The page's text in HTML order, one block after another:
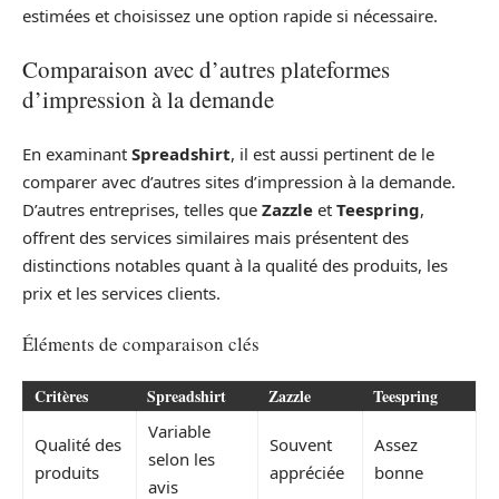
estimées et choisissez une option rapide si nécessaire.
Comparaison avec d’autres plateformes
d’impression à la demande
En examinant Spreadshirt, il est aussi pertinent de le
comparer avec d’autres sites d’impression à la demande.
D’autres entreprises, telles que Zazzle et Teespring,
offrent des services similaires mais présentent des
distinctions notables quant à la qualité des produits, les
prix et les services clients.
Éléments de comparaison clés
Critères Spreadshirt Zazzle Teespring
Qualité des
produits
Variable
selon les
avis
Souvent
appréciée
Assez
bonne